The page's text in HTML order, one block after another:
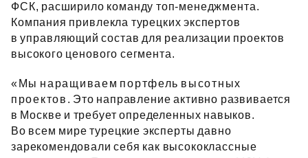
ФСК, расширило команду топ‑менеджмента.
Компания привлекла турецких экспертов
в управляющий состав для реализации проектов
высокого ценового сегмента.
«Мы наращиваем портфель высотных
проектов. Это направление активно развивается
в Москве и требует определенных навыков.
Во всем мире турецкие эксперты давно
зарекомендовали себя как высококлассные